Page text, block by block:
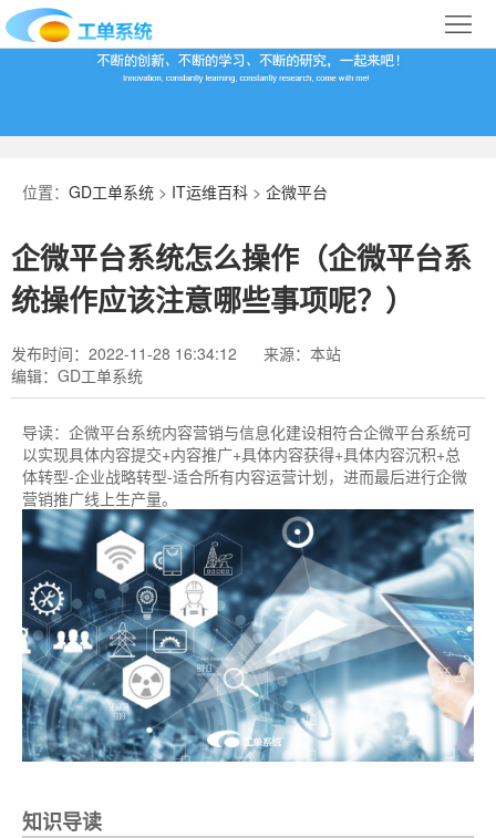
首
百
下
于
们
行
导
位置： GD工单系统 > IT运维百科 > 企微平台
企微平台系统怎么操作（企微平台系
统操作应该注意哪些事项呢？）
发布时间：2022-11-28 16:34:12
来源：本站
编辑：GD工单系统
导读： 企微平台系统内容营销与信息化建设相符合企微平台系统可
以实现具体内容提交+内容推广+具体内容获得+具体内容沉积+总
体转型-企业战略转型-适合所有内容运营计划，进而最后进行企微
营销推广线上生产量。
知识导读